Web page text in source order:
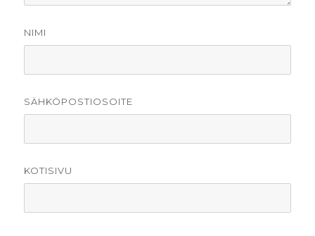
NIMI
SÄHKÖPOSTIOSOITE
KOTISIVU